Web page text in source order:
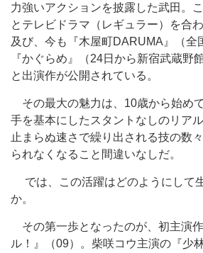
力強いアクションを披露した武田。
とテレビドラマ（レギュラー）を合
及び、今も『木屋町DARUMA』（全
『かぐらめ』（24日から新宿武蔵野
と出演作が公開されている。
その最大の魅力は、10歳から始め
手を基本にしたスタントなしのリア
止まらぬ速さで繰り出される技の数
られなくなること間違いなしだ。
では、この活躍はどのようにして
か。
その第一歩となったのが、初主演
ル！』（09）。柴咲コウ主演の『少